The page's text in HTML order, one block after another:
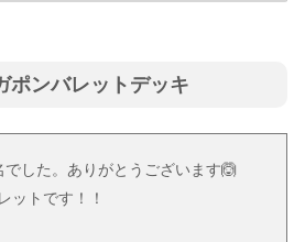
ポンバレットデッキ
した。ありがとうございます🙆
ットです！！